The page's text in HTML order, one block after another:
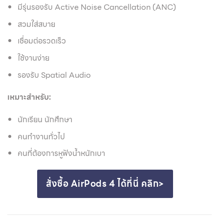
มีรุ่นรองรับ Active Noise Cancellation (ANC)
สวมใส่สบาย
เชื่อมต่อรวดเร็ว
ใช้งานง่าย
รองรับ Spatial Audio
เหมาะสำหรับ:
นักเรียน นักศึกษา
คนทำงานทั่วไป
คนที่ต้องการหูฟังน้ำหนักเบา
สั่งซื้อ AirPods 4 ได้ที่นี่ คลิก>